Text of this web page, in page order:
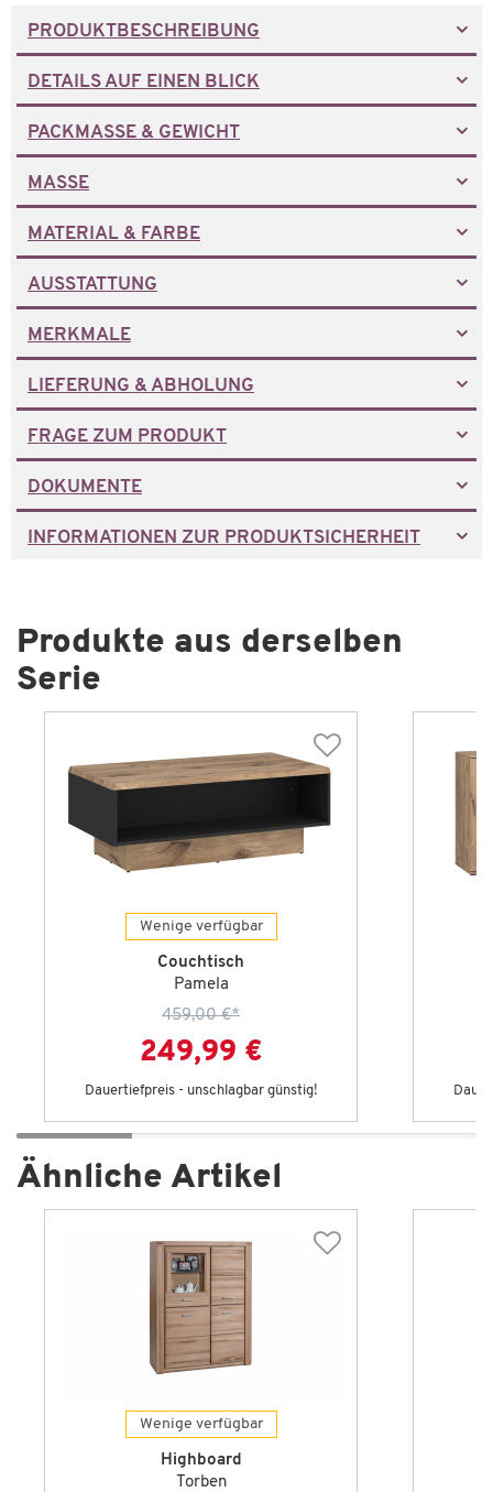
PRODUKTBESCHREIBUNG
DETAILS AUF EINEN BLICK
PACKMASSE & GEWICHT
MASSE
MATERIAL & FARBE
AUSSTATTUNG
MERKMALE
LIEFERUNG & ABHOLUNG
FRAGE ZUM PRODUKT
DOKUMENTE
INFORMATIONEN ZUR PRODUKTSICHERHEIT
Produkte aus derselben
Serie
Wenige verfügbar
Couchtisch
Pamela
459,00 €*
249,99 €
Dauertiefpreis - unschlagbar günstig!
Ähnliche Artikel
Wenige verfügbar
Highboard
Torben